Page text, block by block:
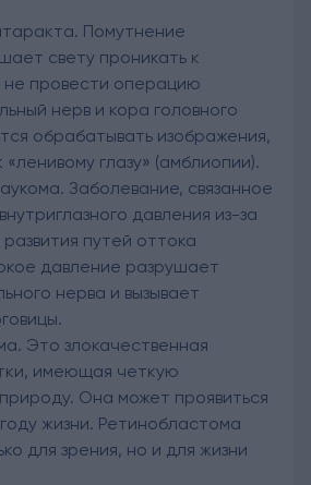
Помутнение
свету проникать к
не провести операцию
нерв и кора головного
обрабатывать изображения,
глазу» (амблиопии).
Заболевание, связанное
давления из-за
путей оттока
давление разрушает
нерва и вызывает
Это злокачественная
имеющая четкую
Она может проявиться
жизни. Ретинобластома
для зрения, но и для жизни